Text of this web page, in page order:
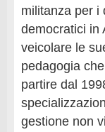
militanza per i
democratici in
veicolare le
pedagogia
partire dal
gestione non